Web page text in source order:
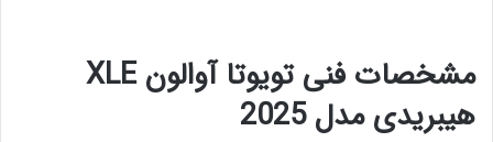
مشخصات فنی تویوتا آوالون XLE
هیبریدی مدل 2025